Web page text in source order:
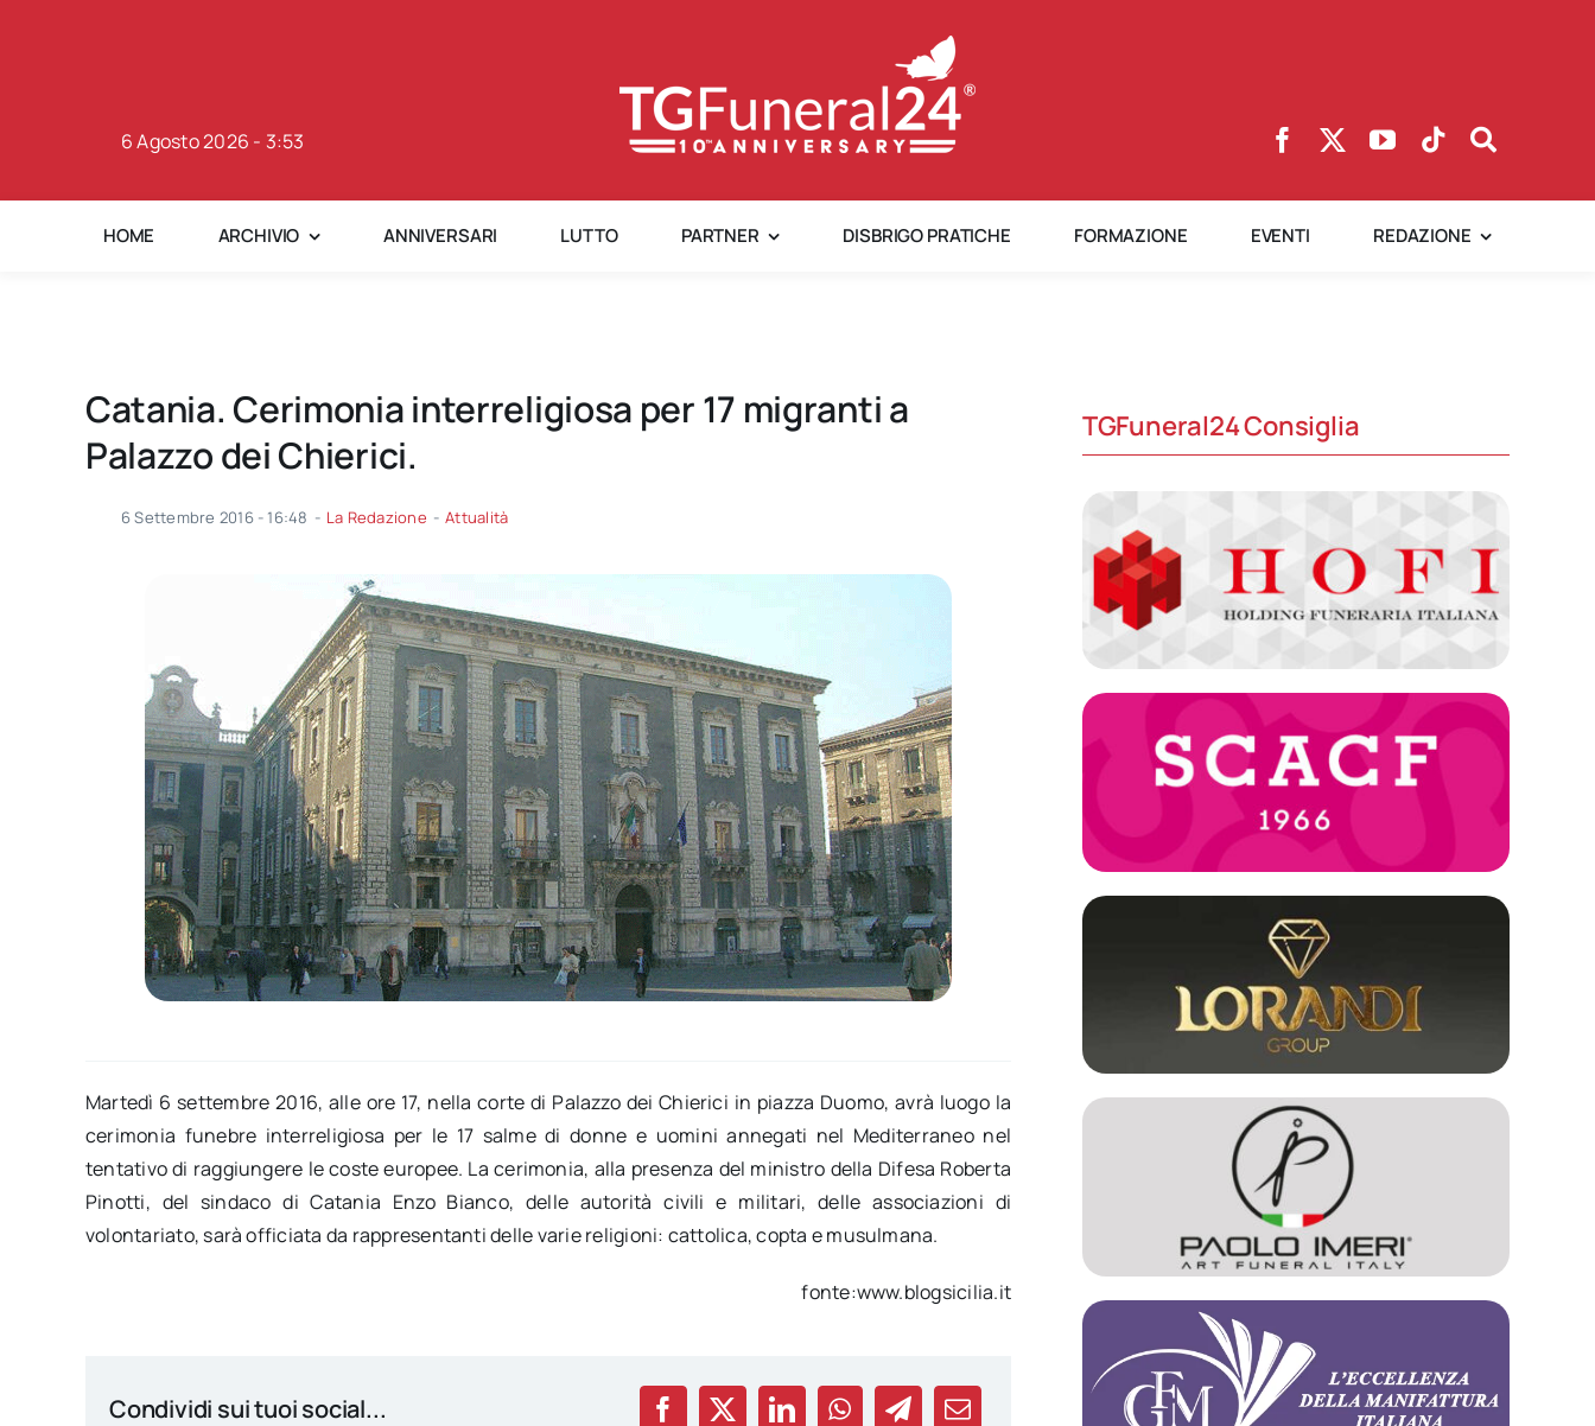
6 Agosto 2026 - 3:53
HOME ARCHIVIO ANNIVERSARI LUTTO PARTNER DISBRIGO PRATICHE FORMAZIONE EVENTI REDAZIONE
Catania. Cerimonia interreligiosa per 17 migranti a
Palazzo dei Chierici.
6 Settembre 2016 - 16:48 - La Redazione - Attualità
Martedì 6 settembre 2016, alle ore 17, nella corte di Palazzo dei Chierici in piazza Duomo, avrà luogo la
cerimonia funebre interreligiosa per le 17 salme di donne e uomini annegati nel Mediterraneo nel
tentativo di raggiungere le coste europee. La cerimonia, alla presenza del ministro della Difesa Roberta
Pinotti, del sindaco di Catania Enzo Bianco, delle autorità civili e militari, delle associazioni di
volontariato, sarà officiata da rappresentanti delle varie religioni: cattolica, copta e musulmana.
fonte:www.blogsicilia.it
Condividi sui tuoi social...
TGFuneral24 Consiglia